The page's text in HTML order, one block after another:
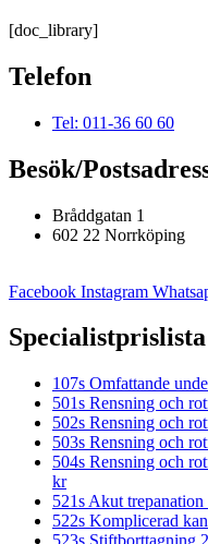
[doc_library]
Telefon
Tel: 011-36 60 60
Besök/
Bråddgatan 1
602 22 Norrköping
Facebook Instagram
Specialistprislista
107s Omfattande
501s Rensning och
502s Rensning och
503s Rensning och
504s Rensning och
kr
521s Akut
522s Komplicerad